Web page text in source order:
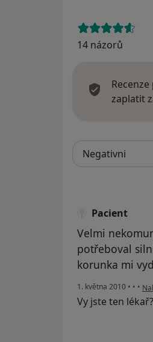
14 názorů
zaplatit
Pacient
Velmi
potřeboval
korunka mi
1. května 2010 • • •
Vy jste ten